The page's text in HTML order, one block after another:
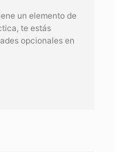
un elemento de
te estás
opcionales en